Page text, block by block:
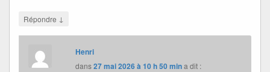
Répondre ↓
Henri
dans27 mai 2026 à 10 h 50 mina dit :